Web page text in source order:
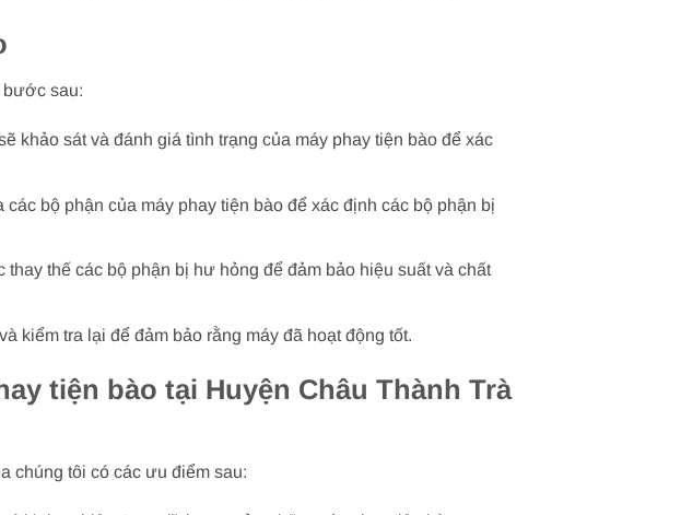
bước sau:
khảo sát và đánh giá tình trạng của máy phay tiện bào để xác
bộ phận của máy phay tiện bào để xác định các bộ phận bị
thế các bộ phận bị hư hỏng để đảm bảo hiệu suất và chất
kiểm tra lại để đảm bảo rằng máy đã hoạt động tốt.
tiện bào tại Huyện Châu Thành Trà
chúng tôi có các ưu điểm sau: